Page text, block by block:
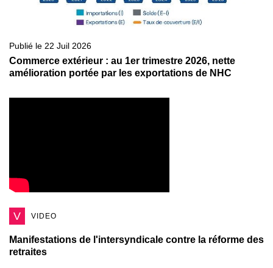
Publié le 22 Juil 2026
Commerce extérieur : au 1er trimestre 2026, nette
amélioration portée par les exportations de NHC
V VIDEO
Manifestations de l'intersyndicale contre la réforme des
retraites